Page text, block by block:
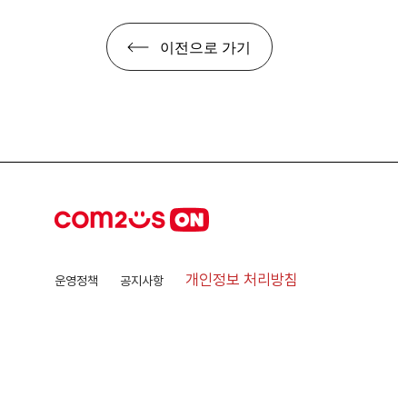
이전으로 가기
운영정책 공지사항 개인정보 처리방침